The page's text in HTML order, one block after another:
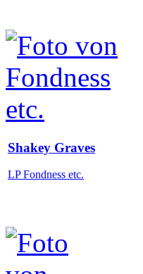
Shakey Graves
LP Fondness etc.